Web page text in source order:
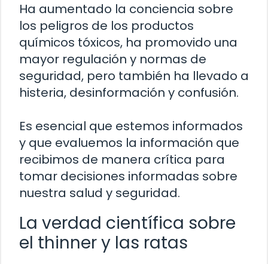
Ha aumentado la conciencia sobre
los peligros de los productos
químicos tóxicos, ha promovido una
mayor regulación y normas de
seguridad, pero también ha llevado a
histeria, desinformación y confusión.
Es esencial que estemos informados
y que evaluemos la información que
recibimos de manera crítica para
tomar decisiones informadas sobre
nuestra salud y seguridad.
La verdad científica sobre
el thinner y las ratas